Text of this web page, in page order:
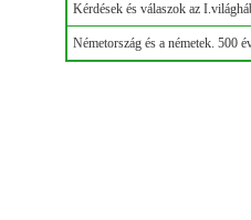
Kérdések és válaszok az
Németország és a németek. 500